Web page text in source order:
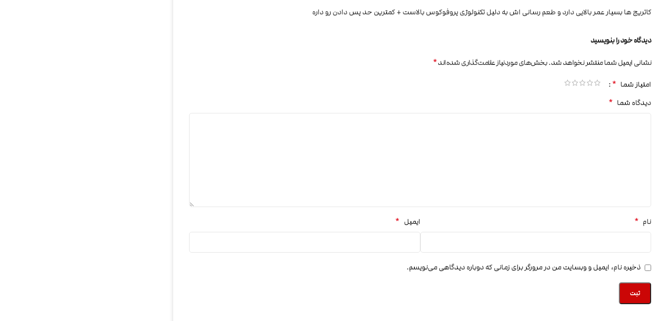
کاتریج ها بسیار عمر بالایی دارد و طعم رسانی اش به دلیل تکنولوژی پروفوکوس بالاست + کمترین حد پس دادن رو داره
دیدگاه خود را بنویسید
نشانی ایمیل شما منتشر نخواهد شد.بخش‌های موردنیاز علامت‌گذاری شده‌اند*
امتیاز شما *
دیدگاه شما *
نام * ایمیل *
ذخیره نام، ایمیل و وبسایت من در مرورگر برای زمانی که دوباره دیدگاهی می‌نویسم.